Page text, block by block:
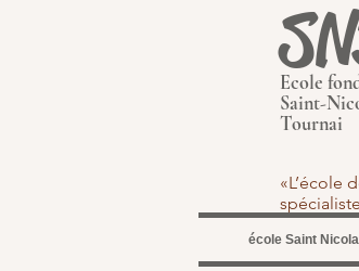
Ecole
Saint-
Tournai
«L’école
école Saint